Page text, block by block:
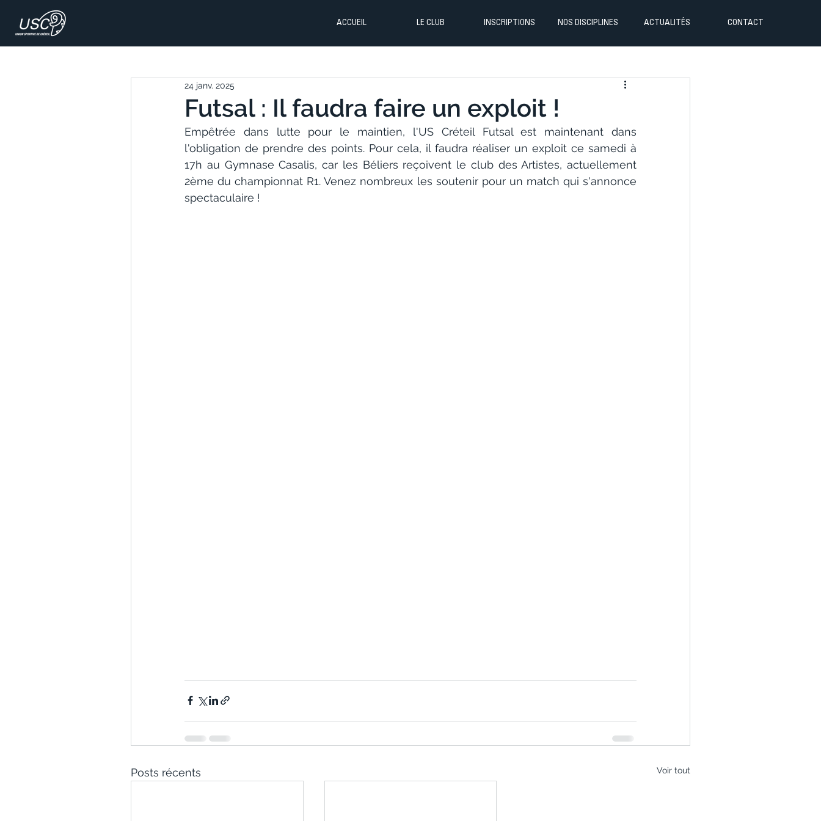
ACCUEIL LE CLUB INSCRIPTIONS NOS DISCIPLINES ACTUALITÉS CONTACT
Futsal : Il faudra faire un exploit !
24 janv. 2025
Empêtrée dans lutte pour le maintien, l'US Créteil Futsal est maintenant dans
l'obligation de prendre des points. Pour cela, il faudra réaliser un exploit ce samedi à
17h au Gymnase Casalis, car les Béliers reçoivent le club des Artistes, actuellement
2ème du championnat R1. Venez nombreux les soutenir pour un match qui s'annonce
spectaculaire !
Posts récents Voir tout